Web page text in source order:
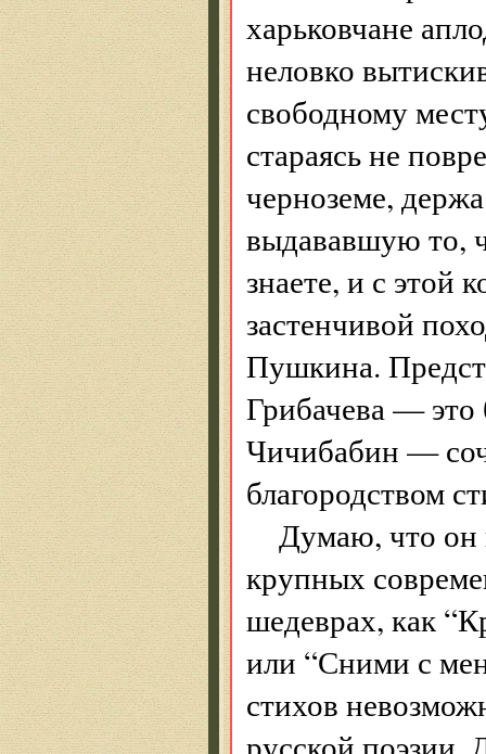
харьковчане
неловко
свободному
стараясь не
черноземе,
выдававшую то,
знаете, и с этой
застенчивой
Пушкина.
Грибачева — это
Чичибабин —
благородством
Думаю, что он
крупных
шедеврах, как
или “Сними с
стихов